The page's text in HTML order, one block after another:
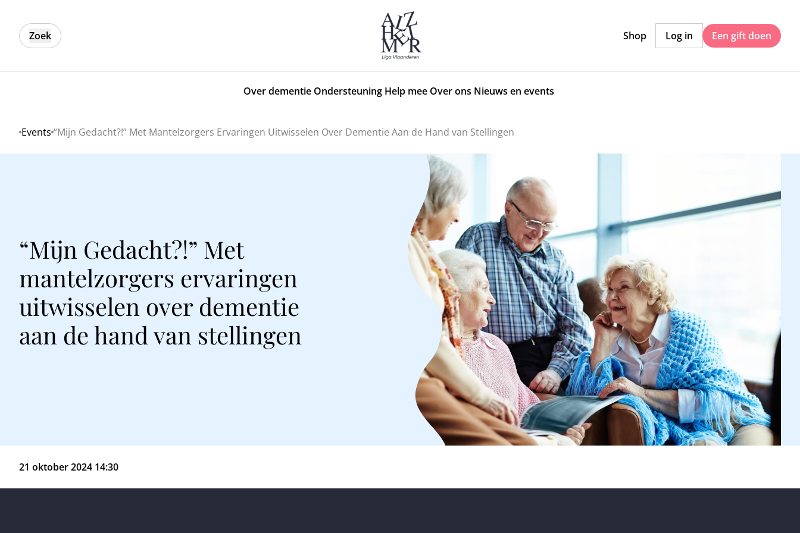
Zoek Shop Log in Een gift doen
Over dementie Ondersteuning Help mee Over ons Nieuws en events
Home
Events “Mijn Gedacht?!” Met Mantelzorgers Ervaringen Uitwisselen Over Dementie Aan de Hand van Stellingen
“Mijn Gedacht?!” Met
mantelzorgers ervaringen
uitwisselen over dementie
aan de hand van stellingen
21 oktober 2024 14:30